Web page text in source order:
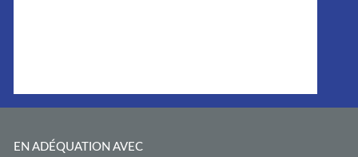
EN ADÉQUATION AVEC